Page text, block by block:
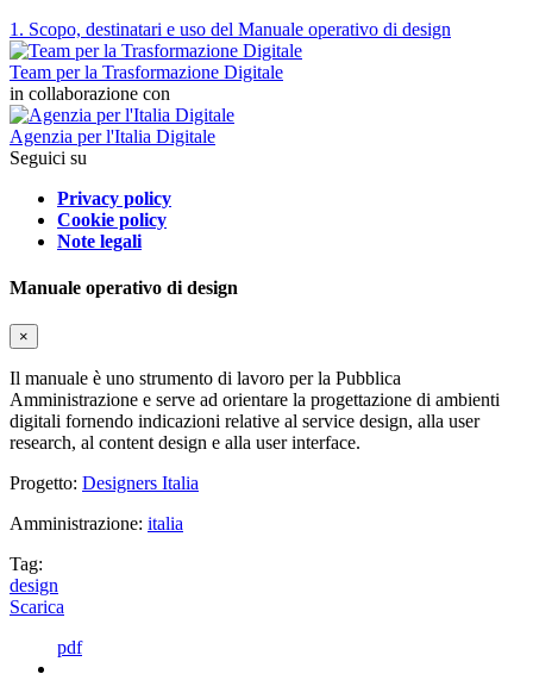
1. Scopo, destinatari e uso del Manuale operativo di design
Team per la Trasformazione Digitale
in collaborazione con
Agenzia per l'Italia Digitale
Seguici su
Privacy policy
Cookie policy
Note legali
Manuale operativo di design
×
Il manuale è uno strumento di lavoro per la Pubblica
Amministrazione e serve ad orientare la progettazione di ambienti
digitali fornendo indicazioni relative al service design, alla user
research, al content design e alla user interface.
Progetto: Designers Italia
Amministrazione: italia
Tag:
design
Scarica
pdf